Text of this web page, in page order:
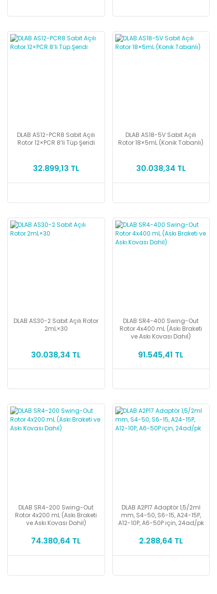
DLAB AS12-PCR8 Sabit Açılı
Rotor 12×PCR 8’li Tüp Şeridi
32.899,13 TL
DLAB AS18-5V Sabit Açılı
Rotor 18×5mL (Konik Tabanlı)
30.038,34 TL
DLAB AS30-2 Sabit Açılı Rotor
2mL×30
30.038,34 TL
DLAB SR4-400 Swing-Out
Rotor 4x400 mL (Askı Braketi
ve Askı Kovası Dahil)
91.545,41 TL
DLAB SR4-200 Swing-Out
Rotor 4x200 mL (Askı Braketi
ve Askı Kovası Dahil)
74.380,64 TL
DLAB A2P17 Adaptör 1,5/2ml
mm, S4-50, S6-15, A24-15P,
A12-10P, A6-50P için, 24ad/pk
2.288,64 TL